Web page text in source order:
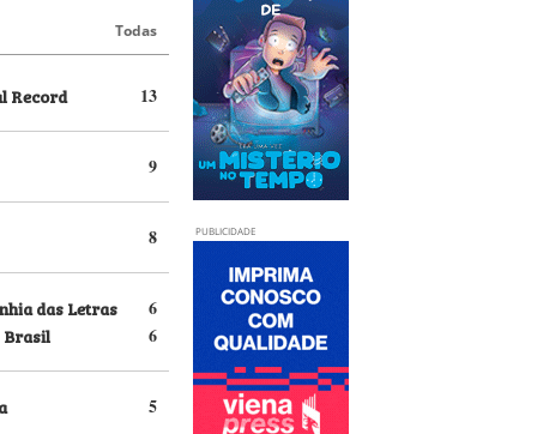
Todas
13
Record
9
8
6
das Letras
6
5
PUBLICIDADE